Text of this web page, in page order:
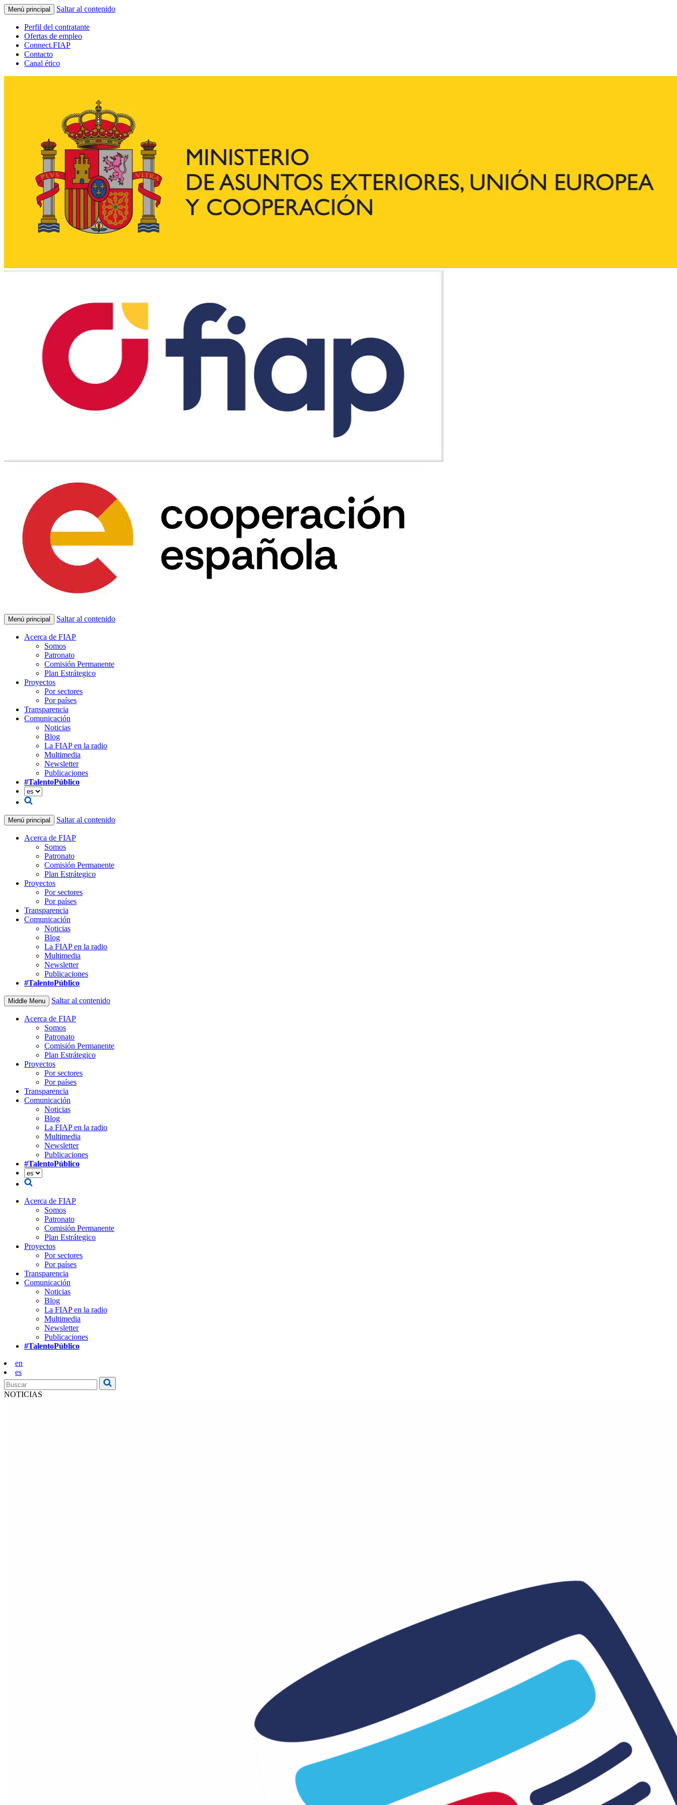
Menú principal Saltar al contenido
Perfil del contratante
Ofertas de empleo
Connect.FIAP
Contacto
Canal ético
Menú principal Saltar al contenido
Acerca de FIAP
Somos
Patronato
Comisión Permanente
Plan Estrátegico
Proyectos
Por sectores
Por países
Transparencia
Comunicación
Noticias
Blog
La FIAP en la radio
Multimedia
Newsletter
Publicaciones
#TalentoPúblico
Menú principal Saltar al contenido
Acerca de FIAP
Somos
Patronato
Comisión Permanente
Plan Estrátegico
Proyectos
Por sectores
Por países
Transparencia
Comunicación
Noticias
Blog
La FIAP en la radio
Multimedia
Newsletter
Publicaciones
#TalentoPúblico
Middle Menu Saltar al contenido
Acerca de FIAP
Somos
Patronato
Comisión Permanente
Plan Estrátegico
Proyectos
Por sectores
Por países
Transparencia
Comunicación
Noticias
Blog
La FIAP en la radio
Multimedia
Newsletter
Publicaciones
#TalentoPúblico
Acerca de FIAP
Somos
Patronato
Comisión Permanente
Plan Estrátegico
Proyectos
Por sectores
Por países
Transparencia
Comunicación
Noticias
Blog
La FIAP en la radio
Multimedia
Newsletter
Publicaciones
#TalentoPúblico
en
es
NOTICIAS